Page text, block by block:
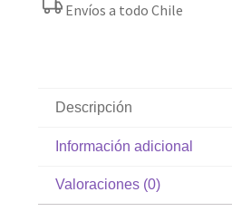
Envíos a todo Chile
Descripción
Información adicional
Valoraciones (0)